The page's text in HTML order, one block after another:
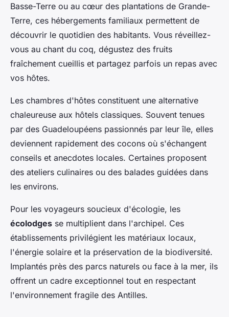
Basse-Terre ou au cœur des plantations de Grande-
Terre, ces hébergements familiaux permettent de
découvrir le quotidien des habitants. Vous réveillez-
vous au chant du coq, dégustez des fruits
fraîchement cueillis et partagez parfois un repas avec
vos hôtes.
Les chambres d'hôtes constituent une alternative
chaleureuse aux hôtels classiques. Souvent tenues
par des Guadeloupéens passionnés par leur île, elles
deviennent rapidement des cocons où s'échangent
conseils et anecdotes locales. Certaines proposent
des ateliers culinaires ou des balades guidées dans
les environs.
Pour les voyageurs soucieux d'écologie, les
écolodges se multiplient dans l'archipel. Ces
établissements privilégient les matériaux locaux,
l'énergie solaire et la préservation de la biodiversité.
Implantés près des parcs naturels ou face à la mer, ils
offrent un cadre exceptionnel tout en respectant
l'environnement fragile des Antilles.